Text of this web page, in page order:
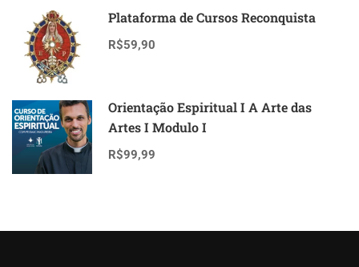
Plataforma de Cursos Reconquista
R$59,90
Orientação Espiritual I A Arte das
Artes I Modulo I
R$99,99